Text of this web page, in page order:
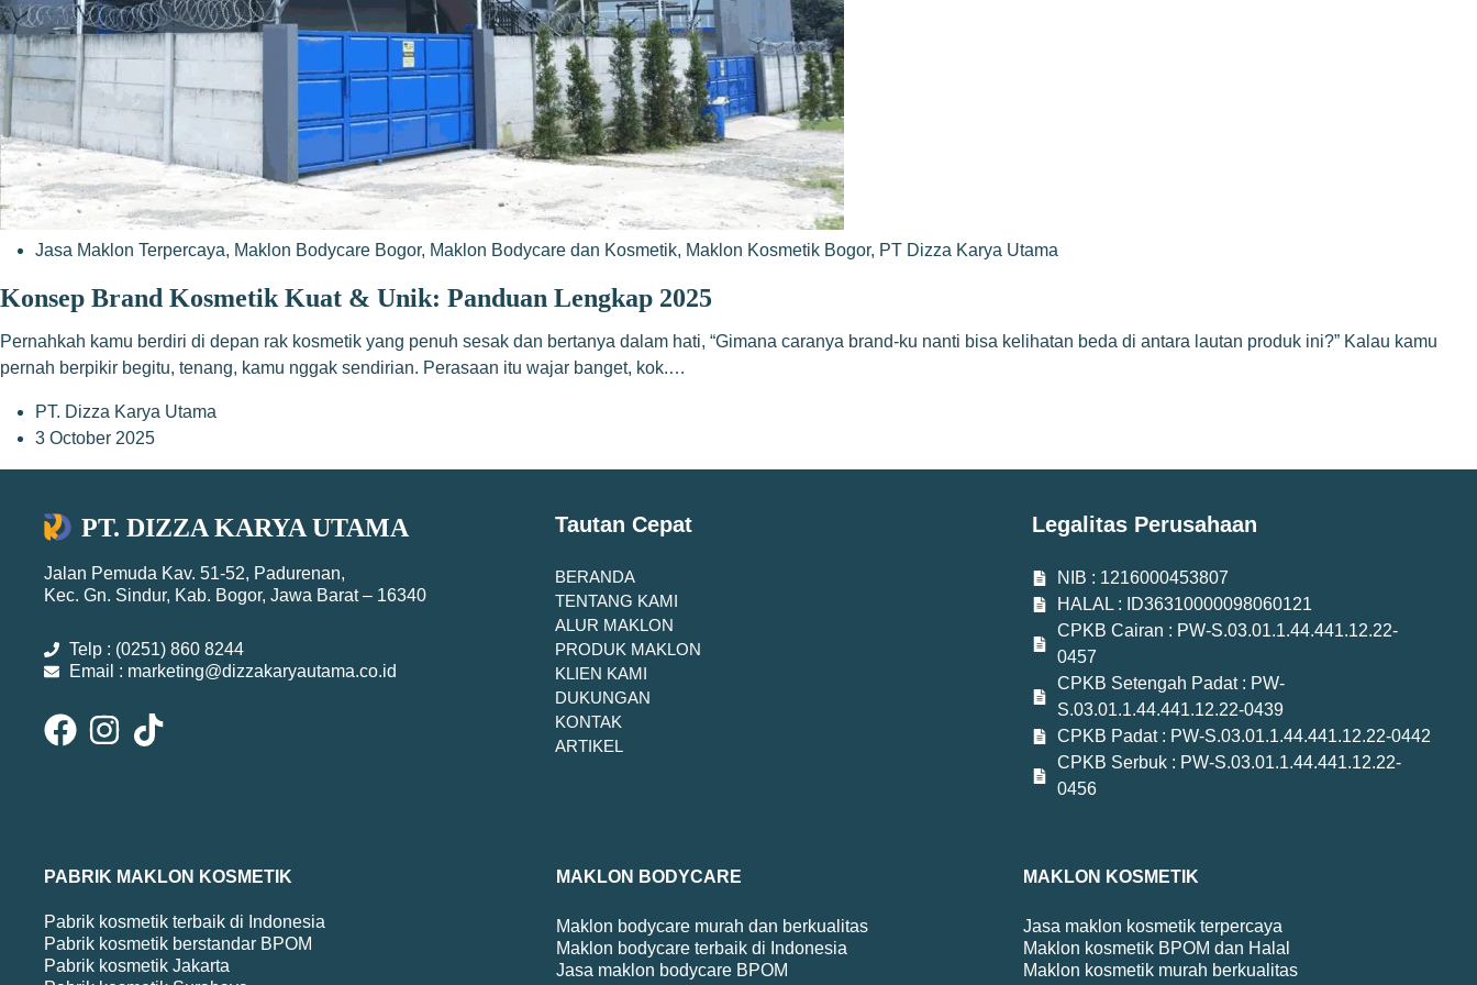
Jasa Maklon Terpercaya, Maklon Bodycare Bogor, Maklon Bodycare dan Kosmetik, Maklon Kosmetik Bogor, PT Dizza Karya Utama
Konsep Brand Kosmetik Kuat & Unik: Panduan Lengkap 2025
Pernahkah kamu berdiri di depan rak kosmetik yang penuh sesak dan bertanya dalam hati, “Gimana caranya brand-ku nanti bisa kelihatan beda di antara lautan produk ini?” Kalau kamu
pernah berpikir begitu, tenang, kamu nggak sendirian. Perasaan itu wajar banget, kok.…
PT. Dizza Karya Utama
3 October 2025
PT. DIZZA KARYA UTAMA
Jalan Pemuda Kav. 51-52, Padurenan,
Kec. Gn. Sindur, Kab. Bogor, Jawa Barat – 16340
Telp : (0251) 860 8244
Email : marketing@dizzakaryautama.co.id
Tautan Cepat
BERANDA
TENTANG KAMI
ALUR MAKLON
PRODUK MAKLON
KLIEN KAMI
DUKUNGAN
KONTAK
ARTIKEL
Legalitas Perusahaan
NIB : 1216000453807
HALAL : ID36310000098060121
CPKB Cairan : PW-S.03.01.1.44.441.12.22-
0457
CPKB Setengah Padat : PW-
S.03.01.1.44.441.12.22-0439
CPKB Padat : PW-S.03.01.1.44.441.12.22-0442
CPKB Serbuk : PW-S.03.01.1.44.441.12.22-
0456
PABRIK MAKLON KOSMETIK
Pabrik kosmetik terbaik di Indonesia
Pabrik kosmetik berstandar BPOM
Pabrik kosmetik Jakarta
MAKLON BODYCARE
Maklon bodycare murah dan berkualitas
Maklon bodycare terbaik di Indonesia
Jasa maklon bodycare BPOM
MAKLON KOSMETIK
Jasa maklon kosmetik terpercaya
Maklon kosmetik BPOM dan Halal
Maklon kosmetik murah berkualitas